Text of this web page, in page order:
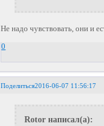
Не надо чувствовать, они и
0
Поделиться2016-06-07 11:56:17
Rotor написал(а):